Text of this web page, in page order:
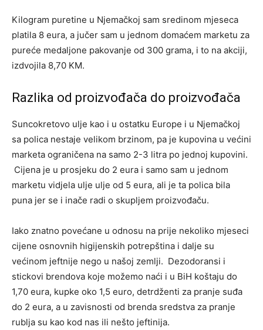
Kilogram puretine u Njemačkoj sam sredinom mjeseca
platila 8 eura, a jučer sam u jednom domaćem marketu za
pureće medaljone pakovanje od 300 grama, i to na akciji,
izdvojila 8,70 KM.
Razlika od proizvođača do proizvođača
Suncokretovo ulje kao i u ostatku Europe i u Njemačkoj
sa polica nestaje velikom brzinom, pa je kupovina u većini
marketa ograničena na samo 2-3 litra po jednoj kupovini.
Cijena je u prosjeku do 2 eura i samo sam u jednom
marketu vidjela ulje ulje od 5 eura, ali je ta polica bila
puna jer se i inače radi o skupljem proizvođaču.
Iako znatno povećane u odnosu na prije nekoliko mjeseci
cijene osnovnih higijenskih potrepština i dalje su
većinom jeftnije nego u našoj zemlji. Dezodoransi i
stickovi brendova koje možemo naći i u BiH koštaju do
1,70 eura, kupke oko 1,5 euro, detrdženti za pranje suđa
do 2 eura, a u zavisnosti od brenda sredstva za pranje
rublja su kao kod nas ili nešto jeftinija.